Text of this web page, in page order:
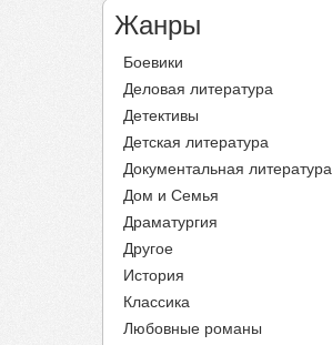
Жанры
Боевики
Деловая литература
Детективы
Детская литература
Документальная литература
Дом и Семья
Драматургия
Другое
История
Классика
Любовные романы